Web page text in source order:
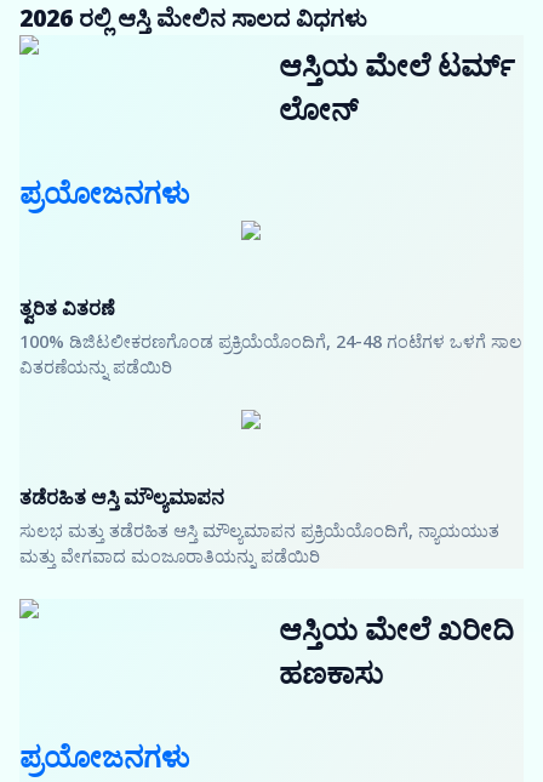
2026 ರಲ್ಲಿ ಆಸ್ತಿ ಮೇಲಿನ ಸಾಲದ ವಿಧಗಳು
ಆಸ್ತಿಯ ಮೇಲೆ ಟರ್ಮ್
ಲೋನ್
ಪ್ರಯೋಜನಗಳು
ತ್ವರಿತ ವಿತರಣೆ
100% ಡಿಜಿಟಲೀಕರಣಗೊಂಡ ಪ್ರಕ್ರಿಯೆಯೊಂದಿಗೆ, 24-48 ಗಂಟೆಗಳ ಒಳಗೆ ಸಾಲ
ವಿತರಣೆಯನ್ನು ಪಡೆಯಿರಿ
ತಡೆರಹಿತ ಆಸ್ತಿ ಮೌಲ್ಯಮಾಪನ
ಸುಲಭ ಮತ್ತು ತಡೆರಹಿತ ಆಸ್ತಿ ಮೌಲ್ಯಮಾಪನ ಪ್ರಕ್ರಿಯೆಯೊಂದಿಗೆ, ನ್ಯಾಯಯುತ
ಮತ್ತು ವೇಗವಾದ ಮಂಜೂರಾತಿಯನ್ನು ಪಡೆಯಿರಿ
ಆಸ್ತಿಯ ಮೇಲೆ ಖರೀದಿ
ಹಣಕಾಸು
ಪ್ರಯೋಜನಗಳು